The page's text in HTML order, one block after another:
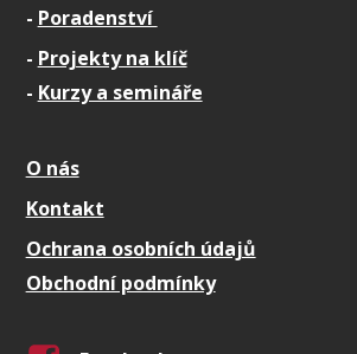
- Poradenství
- Projekty na klíč
- Kurzy a semináře
O nás
Kontakt
Ochrana osobních údajů
Obchodní podmínky